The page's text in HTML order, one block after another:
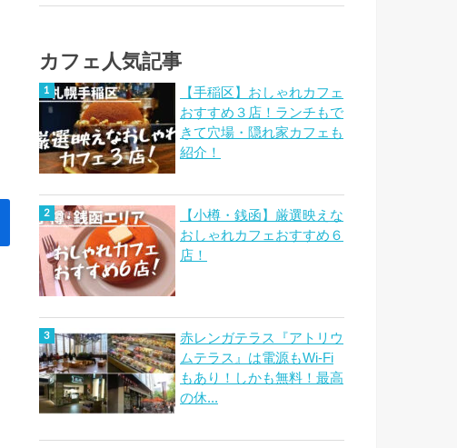
カフェ人気記事
【手稲区】おしゃれカフェ
おすすめ３店！ランチもで
きて穴場・隠れ家カフェも
紹介！
【小樽・銭函】厳選映えな
おしゃれカフェおすすめ６
店！
赤レンガテラス『アトリウ
ムテラス』は電源もWi-Fi
もあり！しかも無料！最高
の休...